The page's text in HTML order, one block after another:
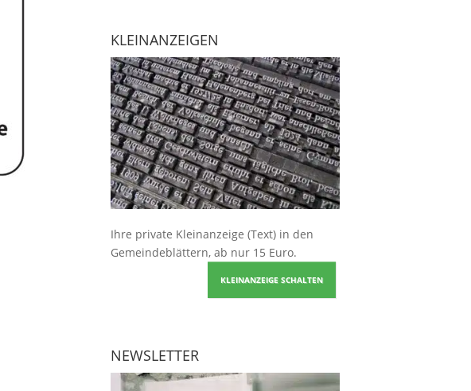
KLEINANZEIGEN
Ihre private Kleinanzeige (Text) in den
Gemeindeblättern, ab nur 15 Euro.
KLEINANZEIGE SCHALTEN
NEWSLETTER